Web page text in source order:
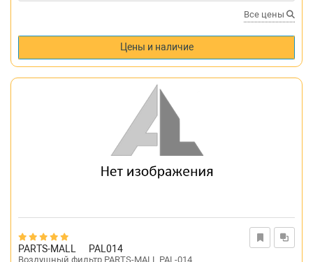
Все цены
Цены и наличие
PARTS-MALL PAL014
Воздушный фильтр PARTS-MALL PAL-014